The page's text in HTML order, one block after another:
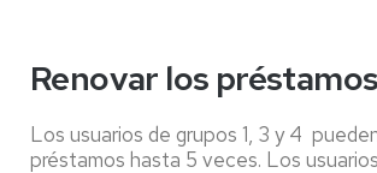
Renovar los préstamos
Los usuarios de grupos 1, 3 y 4
préstamos hasta 5 veces. Los